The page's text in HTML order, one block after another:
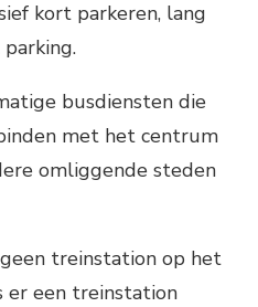
kort parkeren, lang
busdiensten die
met het centrum
omliggende steden
treinstation op het
er een treinstation